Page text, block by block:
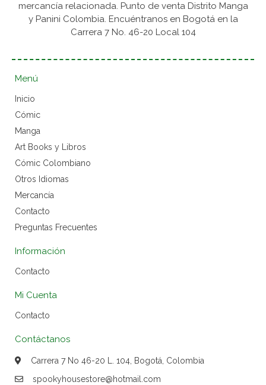
mercancía relacionada. Punto de venta Distrito Manga
y Panini Colombia. Encuéntranos en Bogotá en la
Carrera 7 No. 46-20 Local 104
Menú
Inicio
Cómic
Manga
Art Books y Libros
Cómic Colombiano
Otros Idiomas
Mercancía
Contacto
Preguntas Frecuentes
Información
Contacto
Mi Cuenta
Contacto
Contáctanos
Carrera 7 No 46-20 L. 104, Bogotá, Colombia
spookyhousestore@hotmail.com